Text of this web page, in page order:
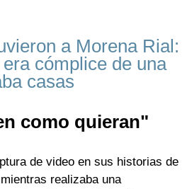
a Morena Rial:
cómplice de una
casas
como quieran"
de video en sus historias de
realizaba una